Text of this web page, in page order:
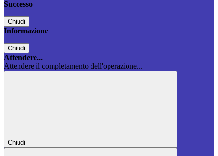
Successo
Chiudi
Informazione
Chiudi
Attendere...
Attendere il completamento dell'operazione...
Chiudi